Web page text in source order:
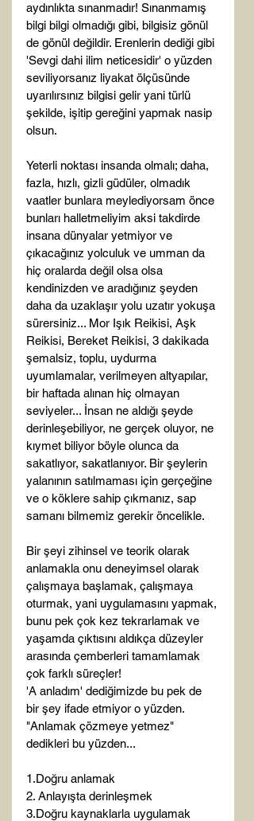
aydınlıkta sınanmadır! Sınanmamış
bilgi bilgi olmadığı gibi, bilgisiz gönül
de gönül değildir. Erenlerin dediği gibi
'Sevgi dahi ilim neticesidir' o yüzden
seviliyorsanız liyakat ölçüsünde
uyarılırsınız bilgisi gelir yani türlü
şekilde, işitip gereğini yapmak nasip
olsun.
Yeterli noktası insanda olmalı; daha,
fazla, hızlı, gizli güdüler, olmadık
vaatler bunlara meylediyorsam önce
bunları halletmeliyim aksi takdirde
insana dünyalar yetmiyor ve
çıkacağınız yolculuk ve umman da
hiç oralarda değil olsa olsa
kendinizden ve aradığınız şeyden
daha da uzaklaşır yolu uzatır yokuşa
sürersiniz... Mor Işık Reikisi, Aşk
Reikisi, Bereket Reikisi, 3 dakikada
şemalsiz, toplu, uydurma
uyumlamalar, verilmeyen altyapılar,
bir haftada alınan hiç olmayan
seviyeler... İnsan ne aldığı şeyde
derinleşebiliyor, ne gerçek oluyor, ne
kıymet biliyor böyle olunca da
sakatlıyor, sakatlanıyor. Bir şeylerin
yalanının satılmaması için gerçeğine
ve o köklere sahip çıkmanız, sap
samanı bilmemiz gerekir öncelikle.
Bir şeyi zihinsel ve teorik olarak
anlamakla onu deneyimsel olarak
çalışmaya başlamak, çalışmaya
oturmak, yani uygulamasını yapmak,
bunu pek çok kez tekrarlamak ve
yaşamda çıktısını aldıkça düzeyler
arasında çemberleri tamamlamak
çok farklı süreçler!
'A anladım' dediğimizde bu pek de
bir şey ifade etmiyor o yüzden.
"Anlamak çözmeye yetmez"
dedikleri bu yüzden...
1.Doğru anlamak
2. Anlayışta derinleşmek
3.Doğru kaynaklarla uygulamak